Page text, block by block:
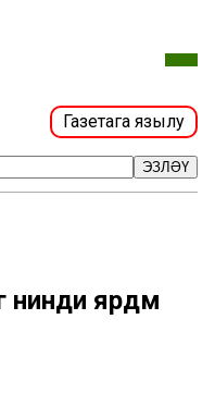
Газетага язылу
ЭЗЛӘҮ
нинди ярдәм